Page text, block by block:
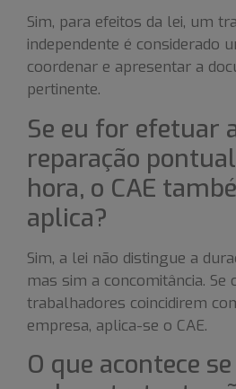
Sim, para efeitos da lei, um
independente é considerado
coordenar e apresentar a
pertinente.
Se eu for efetuar
reparação
hora, o CAE
aplica?
Sim, a lei não distingue a
mas sim a concomitância. Se
trabalhadores coincidirem
empresa, aplica-se o CAE.
O que acontece